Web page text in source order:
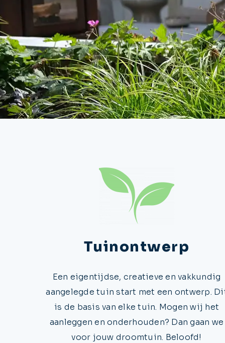
Tuinontwerp
Een eigentijdse, creatieve en vakkundig
aangelegde tuin start met een ontwerp.
is de basis van elke tuin. Mogen wij het
aanleggen en onderhouden? Dan gaan we
voor jouw droomtuin. Beloofd!